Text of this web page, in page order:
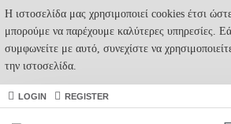
Η ιστοσελίδα μας χρησιμοποιεί cookies έτσι
μπορούμε να παρέχουμε καλύτερες υπηρεσίες.
συμφωνείτε με αυτό, συνεχίστε να
την ιστοσελίδα.
LOGIN REGISTER